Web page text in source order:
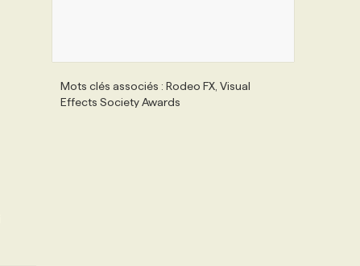
Mots clés associés : Rodeo FX, Visual
Effects Society Awards